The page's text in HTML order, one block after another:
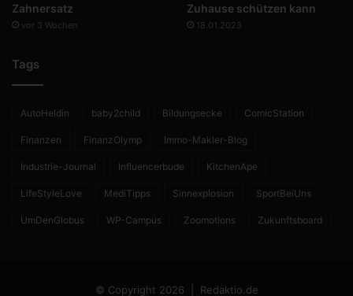
Zahnersatz
vor 3 Wochen
Zuhause schützen kann
18.01.2023
Tags
AutoHeldin baby2child Bildungsecke ComicStation
Finanzen FinanzOlymp Immo-Makler-Blog
Industrie-Journal Influencerbude KitchenApe
LifeStyleLove MediTipps Sinnexplosion SportBeiUns
UmDenGlobus WP-Campus Zoomotions Zukunftsboard
© Copyright 2026 | Redaktio.de